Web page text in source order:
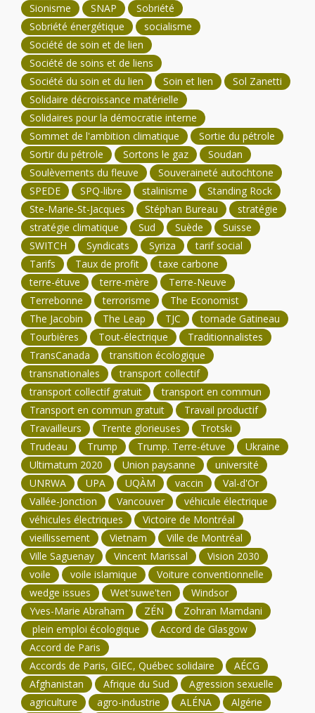
Sionisme
SNAP
Sobriété
Sobriété énergétique
socialisme
Société de soin et de lien
Société de soins et de liens
Société du soin et du lien
Soin et lien
Sol Zanetti
Solidaire décroissance matérielle
Solidaires pour la démocratie interne
Sommet de l'ambition climatique
Sortie du pétrole
Sortir du pétrole
Sortons le gaz
Soudan
Soulèvements du fleuve
Souveraineté autochtone
SPEDE
SPQ-libre stalinisme
Standing Rock
Ste-Marie-St-Jacques
Stéphan Bureau
stratégie
stratégie climatique
Sud Suède
Suisse
SWITCH
Syndicats Syriza
tarif social
Tarifs
Taux de profit
taxe carbone
terre-étuve
terre-mère
Terre-Neuve
Terrebonne
terrorisme
The Economist
The Jacobin
The Leap TJC
tornade Gatineau
Tourbières
Tout-électrique
Traditionnalistes
TransCanada
transition écologique
transnationales
transport collectif
transport collectif gratuit
transport en commun
Transport en commun gratuit
Travail productif
Travailleurs
Trente glorieuses
Trotski
Trudeau
Trump Trump. Terre-étuve
Ukraine
Ultimatum 2020
Union paysanne
université
UNRWA
UPA UQÀM vaccin
Val-d'Or
Vallée-Jonction
Vancouver
véhicule électrique
véhicules électriques
Victoire de Montréal
vieillissement
Vietnam
Ville de Montréal
Ville Saguenay
Vincent Marissal
Vision 2030
voile
voile islamique
Voiture conventionnelle
wedge issues
Wet'suwe'ten
Windsor
Yves-Marie Abraham
ZÉN
Zohran Mamdani
plein emploi écologique
Accord de Glasgow
Accord de Paris
Accords de Paris, GIEC, Québec solidaire
AÉCG
Afghanistan
Afrique du Sud
Agression sexuelle
agriculture
agro-industrie ALÉNA Algérie